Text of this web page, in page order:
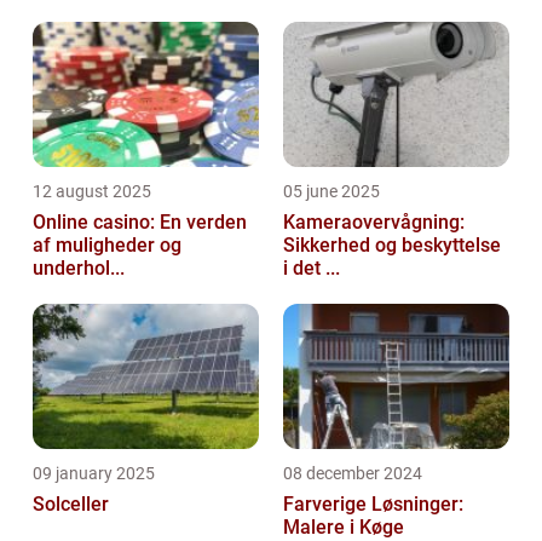
12 august 2025
Online casino: En verden
af muligheder og
underhol...
05 june 2025
Kameraovervågning:
Sikkerhed og beskyttelse
i det ...
09 january 2025
Solceller
08 december 2024
Farverige Løsninger:
Malere i Køge